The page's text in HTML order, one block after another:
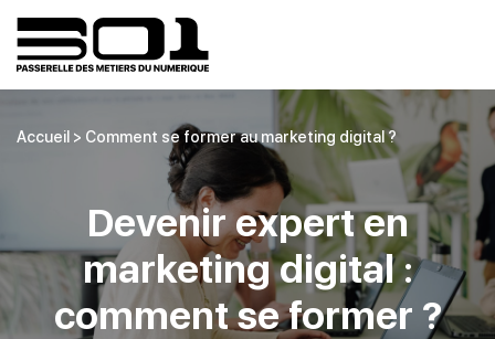
Accueil > Comment se former au marketing digital ?
Devenir expert en
marketing digital :
comment se former ?